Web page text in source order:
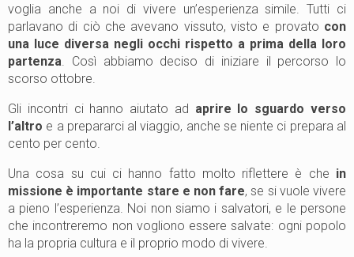
voglia anche a noi di vivere un’esperienza simile. Tutti ci
parlavano di ciò che avevano vissuto, visto e provato con
una luce diversa negli occhi rispetto a prima della loro
partenza . Così abbiamo deciso di iniziare il percorso lo
scorso ottobre.
Gli incontri ci hanno aiutato ad aprire lo sguardo verso
l’altro e a prepararci al viaggio, anche se niente ci prepara al
cento per cento.
Una cosa su cui ci hanno fatto molto riflettere è che in
missione è importante stare e non fare, se si vuole vivere
a pieno l’esperienza. Noi non siamo i salvatori, e le persone
che incontreremo non vogliono essere salvate: ogni popolo
ha la propria cultura e il proprio modo di vivere.